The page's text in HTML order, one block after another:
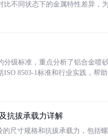
不同状态下的金属特性差异，
级标准，重点分析了铝合金喷
8503-1标准和行业实践，帮
抗拔承载力详解
的尺寸规格和抗拔承载力，包括